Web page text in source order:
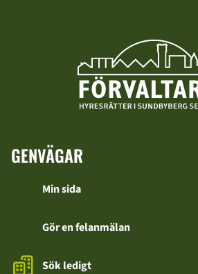
GENVÄGAR
Min sida
Gör en felanmälan
Sök ledigt